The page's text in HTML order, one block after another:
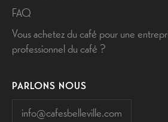
FAQ
Vous achetez du café pour une
professionnel du café ?
PARLONS NOUS
info@cafesbelleville.com